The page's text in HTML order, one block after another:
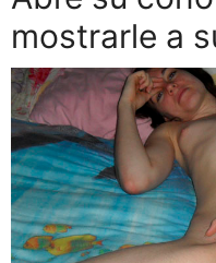
mostrarle a